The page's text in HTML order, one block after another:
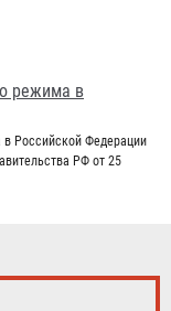
режима в
Российской Федерации
РФ от 25